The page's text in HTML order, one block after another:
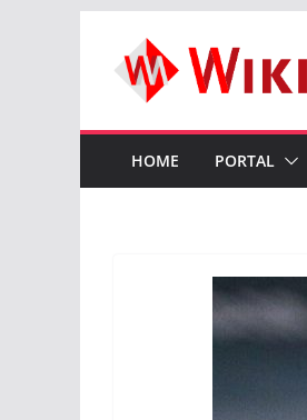
content
HOME PORTAL